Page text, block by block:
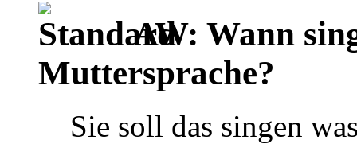
AW: Wann
Muttersprache?
Sie soll das singen